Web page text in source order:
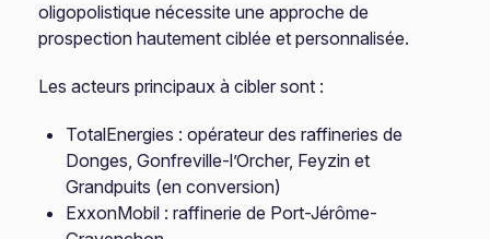
oligopolistique nécessite une approche de
prospection hautement ciblée et personnalisée.
Les acteurs principaux à cibler sont :
TotalEnergies : opérateur des raffineries de
Donges, Gonfreville-l’Orcher, Feyzin et
Grandpuits (en conversion)
ExxonMobil : raffinerie de Port-Jérôme-